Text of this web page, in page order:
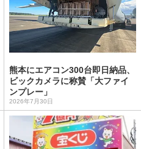
熊本にエアコン300台即日納品、
ビックカメラに称賛「大ファイ
ンプレー」
2026年7月30日